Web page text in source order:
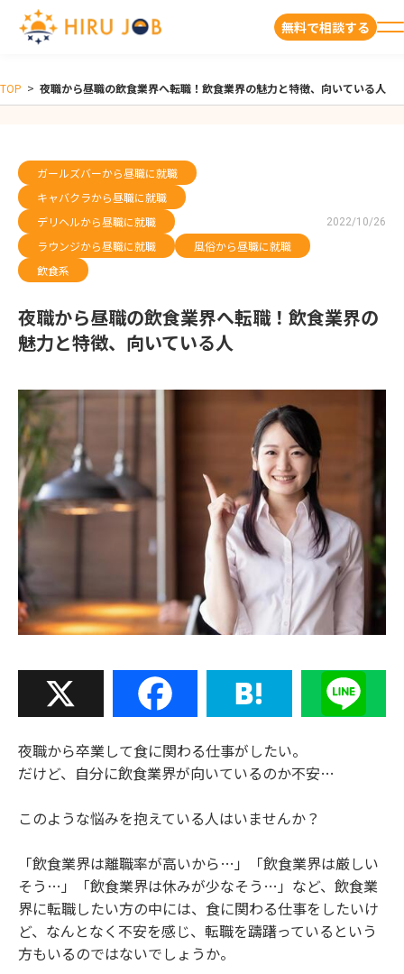
無料で相談する
TOP > 夜職から昼職の飲食業界へ転職！飲食業界の魅力と特徴、向いている人
ガールズバーから昼職に就職
キャバクラから昼職に就職
デリヘルから昼職に就職
ラウンジから昼職に就職
風俗から昼職に就職
飲食系
2022/10/26
夜職から昼職の飲食業界へ転職！飲食業界の
魅力と特徴、向いている人
Facebook Hatena Line
夜職から卒業して食に関わる仕事がしたい。
だけど、自分に飲食業界が向いているのか不安…
このような悩みを抱えている人はいませんか？
「飲食業界は離職率が高いから…」「飲食業界は厳しい
そう…」「飲食業界は休みが少なそう…」など、飲食業
界に転職したい方の中には、食に関わる仕事をしたいけ
ど、なんとなく不安を感じ、転職を躊躇っているという
方もいるのではないでしょうか。